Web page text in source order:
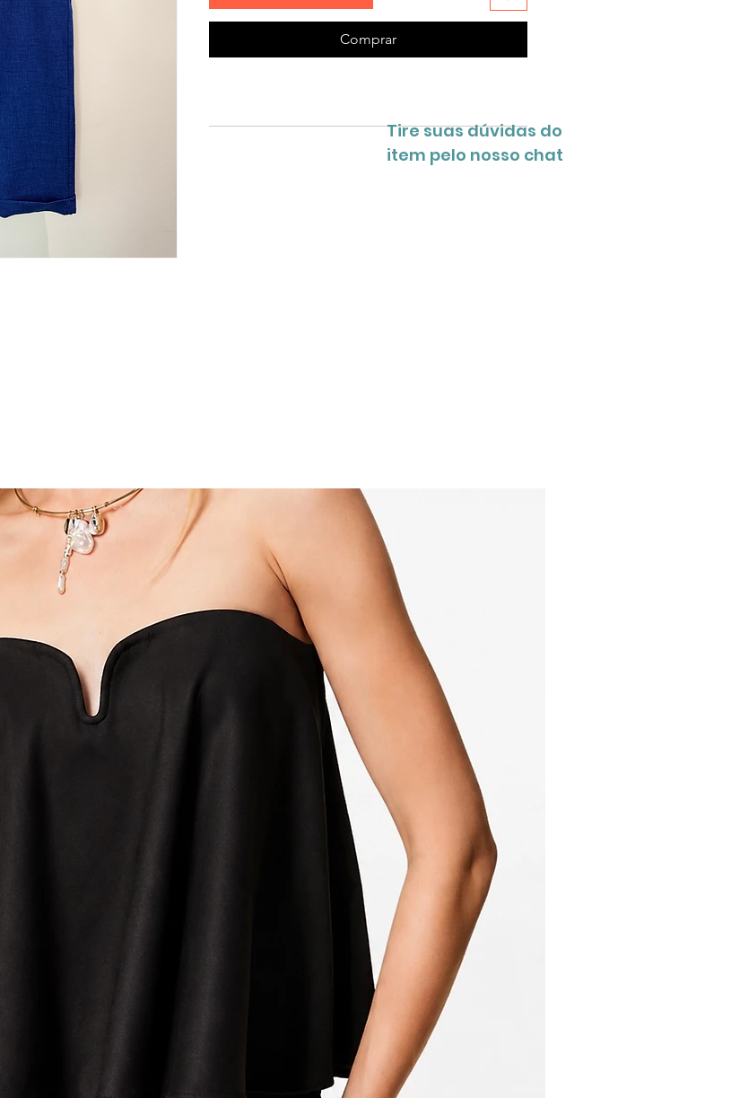
Comprar
Tire suas dúvidas do
item pelo nosso chat